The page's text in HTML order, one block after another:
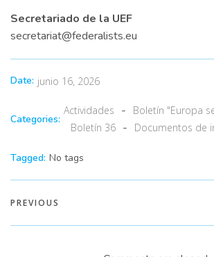
Secretariado de la UEF
secretariat@federalists.eu
Date: junio 16, 2026
Categories:
Actividades - Boletín "Europa
Boletín 36 - Documentos de
Tagged: No tags
PREVIOUS